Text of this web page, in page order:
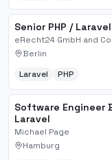
Senior PHP /
eRecht24 GmbH and Co
Berlin
Laravel PHP
Software Engineer
Laravel
Michael Page
Hamburg